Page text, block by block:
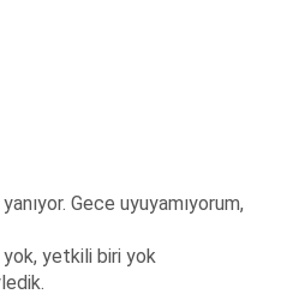
Gece uyuyamıyorum,
yok, yetkili biri yok